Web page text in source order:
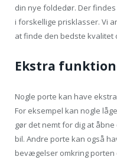
din nye foldedør. Der
i forskellige prisklasser. Vi
at finde den bedste kvalitet
Ekstra
Nogle porte kan have
For eksempel kan nogle
gør det nemt for dig at
bil. Andre porte kan også
bevægelser omkring porten